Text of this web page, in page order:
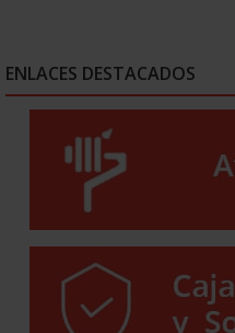
ENLACES DESTACADOS